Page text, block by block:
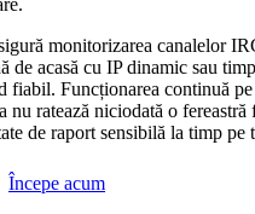
monitorizarea canalelor
de acasă cu IP dinamic sau
fiabil. Funcționarea continuă
nu ratează niciodată o fereastră
de raport sensibilă la timp pe
Începe acum